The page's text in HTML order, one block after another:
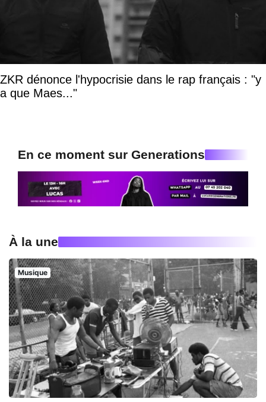
ZKR dénonce l'hypocrisie dans le rap français : "y
a que Maes..."
En ce moment sur Generations
À la une
Musique